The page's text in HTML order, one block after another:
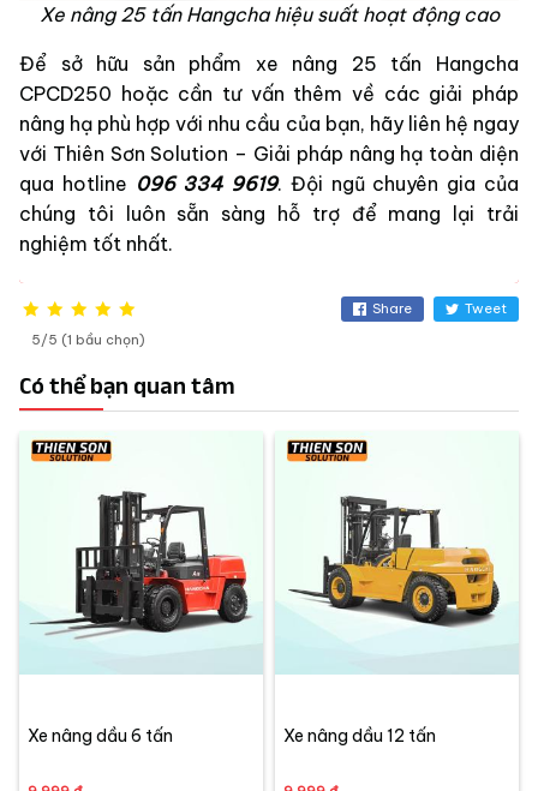
Xe nâng 25 tấn Hangcha hiệu suất hoạt động cao
Để sở hữu sản phẩm xe nâng 25 tấn Hangcha
CPCD250 hoặc cần tư vấn thêm về các giải pháp
nâng hạ phù hợp với nhu cầu của bạn, hãy liên hệ ngay
với Thiên Sơn Solution – Giải pháp nâng hạ toàn diện
qua hotline 096 334 9619. Đội ngũ chuyên gia của
chúng tôi luôn sẵn sàng hỗ trợ để mang lại trải
nghiệm tốt nhất.
5/5 (1 bầu chọn)
Share Tweet
Có thể bạn quan tâm
Xe nâng dầu 6 tấn Xe nâng dầu 12 tấn